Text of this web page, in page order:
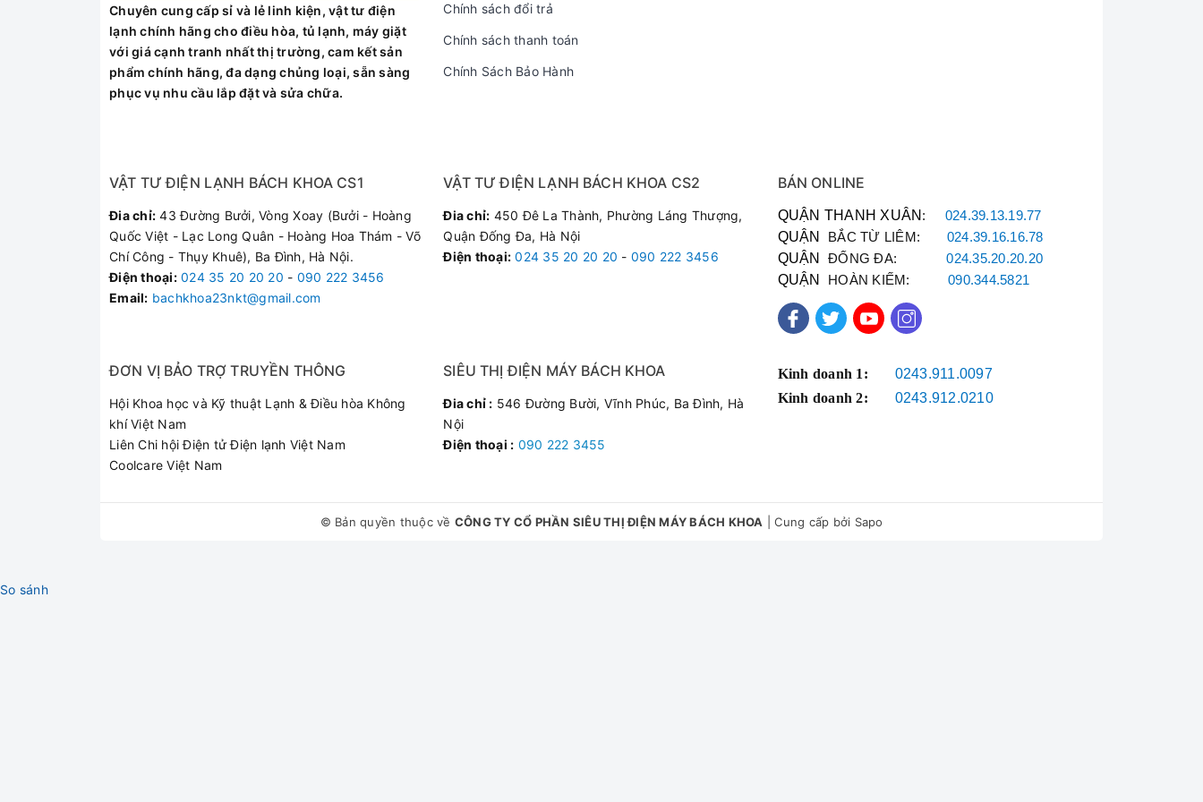
Thay đổi khẩu vị dễ
dàng với 3 chế độ
nấu cơm thông minh
Đổi khẩu vị tránh
giúp dùng bữa ngon
thường, cơm dẻo,
Tiết kiệm thời gian nấu
Chuyên cung cấp sỉ và lẻ linh kiện, vật tư điện
lạnh chính hãng cho điều hòa, tủ lạnh, máy giặt
với giá cạnh tranh nhất thị trường, cam kết sản
phẩm chính hãng, đa dạng chủng loại, sẵn sàng
phục vụ nhu cầu lắp đặt và sửa chữa.
Chính sách đổi trả
Chính sách thanh toán
Chính Sách Bảo Hành
VẬT TƯ ĐIỆN LẠNH BÁCH KHOA CS1
Đia chỉ: 43 Đường Bưởi, Vòng Xoay (Bưởi - Hoàng
Quốc Việt - Lạc Long Quân - Hoàng Hoa Thám - Võ
Chí Công - Thụy Khuê), Ba Đình, Hà Nội.
Điện thoại: 024 35 20 20 20 - 090 222 3456
Email: bachkhoa23nkt@gmail.com
VẬT TƯ ĐIỆN LẠNH BÁCH KHOA CS2
Đia chỉ: 450 Đê La Thành, Phường Láng Thượng,
Quận Đống Đa, Hà Nội
Điện thoại: 024 35 20 20 20 - 090 222 3456
BÁN ONLINE
QUẬN THANH XUÂN : 024.39.13.19.77
QUẬN BẮC TỪ LIÊM: 024.39.16.16.78
QUẬN ĐỐNG ĐA:024.35.20.20.20
QUẬN HOÀN KIẾM:090.344.5821
ĐƠN VỊ BẢO TRỢ TRUYỀN THÔNG
Hội Khoa học và Kỹ thuật Lạnh & Điều hòa Không
khí Việt Nam
Liên Chi hội Điện tử Điện lạnh Việt Nam
Coolcare Việt Nam
SIÊU THỊ ĐIỆN MÁY BÁCH KHOA
Đia chỉ : 546 Đường Bười, Vĩnh Phúc, Ba Đình, Hà
Nội
Điện thoại : 090 222 3455
Kinh doanh 1:
0243.911.0097
Kinh doanh 2:
0243.912.0210
© Bản quyền thuộc về CÔNG TY CỔ PHẦN SIÊU THỊ ĐIỆN MÁY BÁCH KHOA Cung cấp bởi Sapo
So sánh